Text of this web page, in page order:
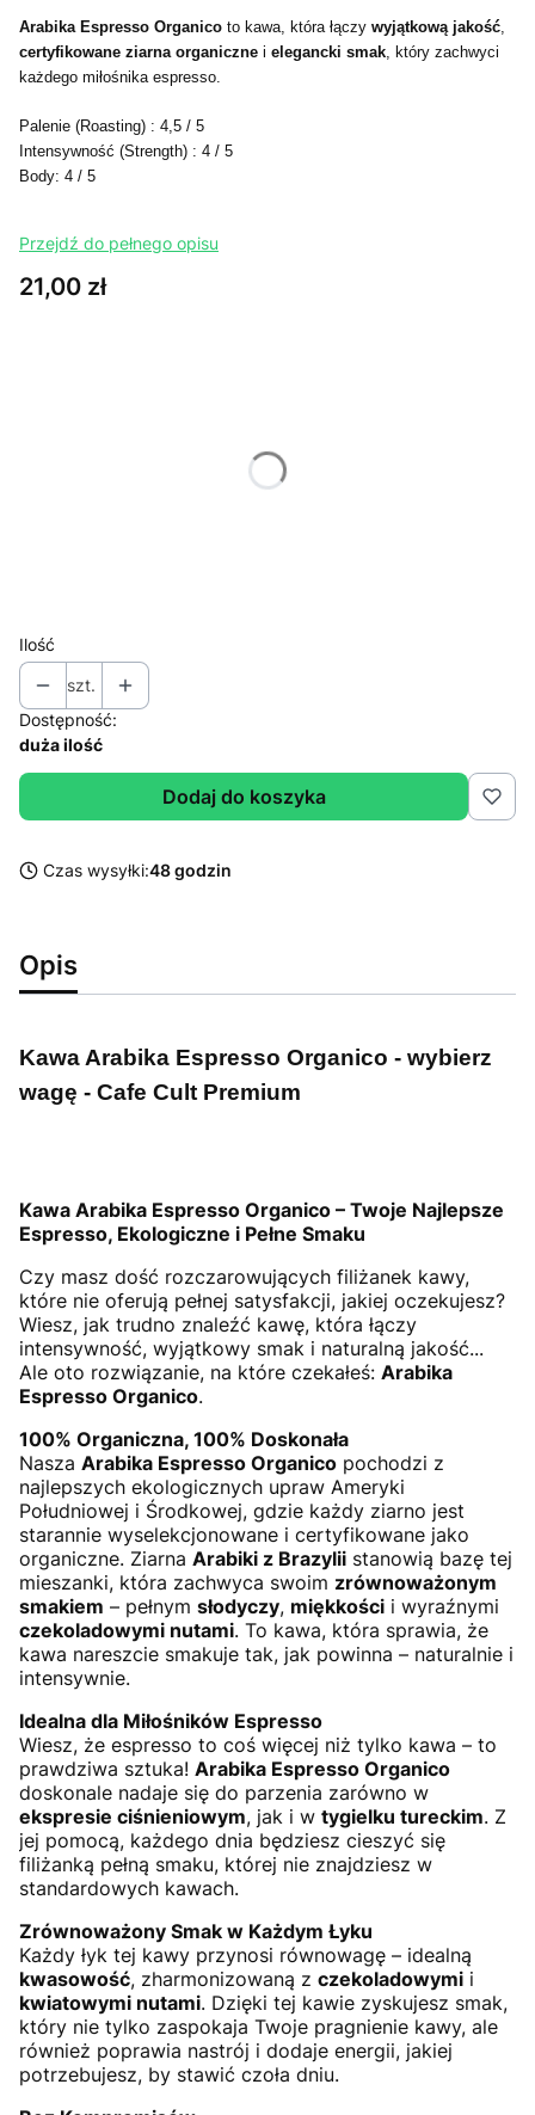
Arabika Espresso Organico to kawa, która łączy wyjątkową jakość
certyfikowane ziarna organiczne i elegancki smak , który zachwyci
każdego miłośnika espresso.
Palenie (Roasting) : 4,5 / 5
Intensywność (Strength) : 4 / 5
Body: 4 / 5
Przejdź do pełnego opisu
Cena
21,00 zł
Ilość
szt.
Dostępność:
duża ilość
Dodaj do koszyka
Czas wysyłki:48 godzin
Opis
Kawa Arabika Espresso Organico - wybierz
wagę - Cafe Cult Premium
Kawa Arabika Espresso Organico – Twoje Najlepsze
Espresso, Ekologiczne i Pełne Smaku
Czy masz dość rozczarowujących filiżanek kawy,
które nie oferują pełnej satysfakcji, jakiej oczekujesz?
Wiesz, jak trudno znaleźć kawę, która łączy
intensywność, wyjątkowy smak i naturalną jakość...
Ale oto rozwiązanie, na które czekałeś: Arabika
Espresso Organico.
100% Organiczna, 100% Doskonała
Nasza Arabika Espresso Organico pochodzi z
najlepszych ekologicznych upraw Ameryki
Południowej i Środkowej, gdzie każdy ziarno jest
starannie wyselekcjonowane i certyfikowane jako
organiczne. Ziarna Arabiki z Brazylii stanowią bazę tej
mieszanki, która zachwyca swoim zrównoważonym
smakiem – pełnym słodyczy, miękkości i wyraźnymi
czekoladowymi nutami. To kawa, która sprawia, że
kawa nareszcie smakuje tak, jak powinna – naturalnie i
intensywnie.
Idealna dla Miłośników Espresso
Wiesz, że espresso to coś więcej niż tylko kawa – to
prawdziwa sztuka! Arabika Espresso Organico
doskonale nadaje się do parzenia zarówno w
ekspresie ciśnieniowym, jak i w tygielku tureckim. Z
jej pomocą, każdego dnia będziesz cieszyć się
filiżanką pełną smaku, której nie znajdziesz w
standardowych kawach.
Zrównoważony Smak w Każdym Łyku
Każdy łyk tej kawy przynosi równowagę – idealną
kwasowość, zharmonizowaną z czekoladowymi i
kwiatowymi nutami. Dzięki tej kawie zyskujesz smak,
który nie tylko zaspokaja Twoje pragnienie kawy, ale
również poprawia nastrój i dodaje energii, jakiej
potrzebujesz, by stawić czoła dniu.